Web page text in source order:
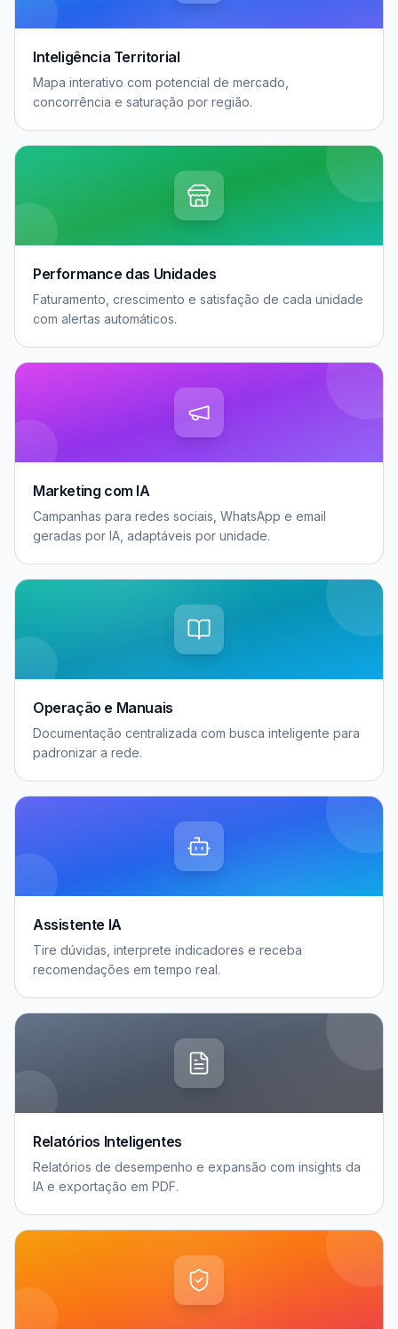
Inteligência Territorial
Mapa interativo com potencial de mercado,
concorrência e saturação por região.
Performance das Unidades
Faturamento, crescimento e satisfação de cada unidade
com alertas automáticos.
Marketing com IA
Campanhas para redes sociais, WhatsApp e email
geradas por IA, adaptáveis por unidade.
Operação e Manuais
Documentação centralizada com busca inteligente para
padronizar a rede.
Assistente IA
Tire dúvidas, interprete indicadores e receba
recomendações em tempo real.
Relatórios Inteligentes
Relatórios de desempenho e expansão com insights da
IA e exportação em PDF.